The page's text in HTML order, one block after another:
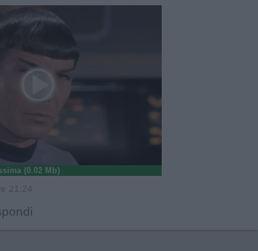
(0.02 Mb)
21:24